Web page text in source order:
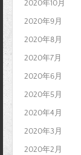
2020年10月
2020年9月
2020年8月
2020年7月
2020年6月
2020年5月
2020年4月
2020年3月
2020年2月